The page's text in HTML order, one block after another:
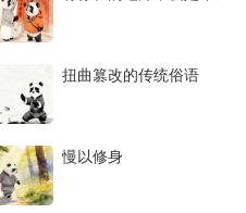
扭曲篡改的传统俗语
慢以修身